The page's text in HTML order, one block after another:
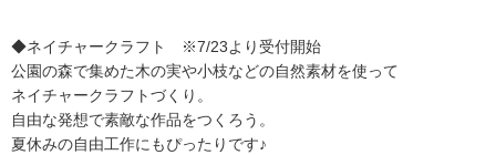
◆ネイチャークラフト ※7/23より受付開始
公園の森で集めた木の実や小枝などの自然素材を使って
ネイチャークラフトづくり。
自由な発想で素敵な作品をつくろう。
夏休みの自由工作にもぴったりです♪